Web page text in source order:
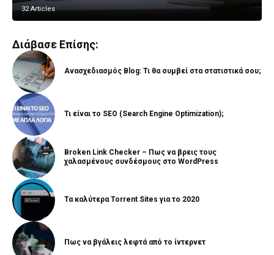
32 Articles
8 Articles
Διάβασε Επίσης:
Ανασχεδιασμός Blog: Τι θα συμβεί στα στατιστικά σου;
Τι είναι το SEO (Search Engine Optimization);
Broken Link Checker – Πως να βρεις τους
χαλασμένους συνδέσμους στο WordPress
Τα καλύτερα Torrent Sites για το 2020
Πως να βγάλεις λεφτά από το ίντερνετ